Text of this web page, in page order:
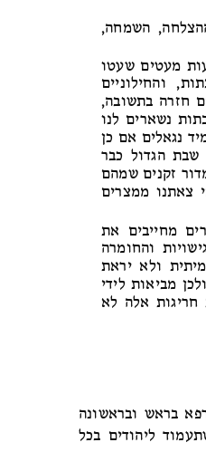
השמחה,
מעטים שעטו
והחילוניים
חזרה בתשובה,
נשארים לנו
נגאלים אם כן
הגדול כבר
זקנים שמהם
צאתנו ממצרים
מחייבים את
והחומרה
ולא יראת
מביאות לידי
חריגות אלה לא
בראש ובראשונה
ליהודים בכל